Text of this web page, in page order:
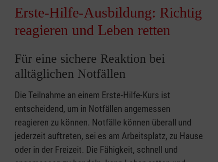
Erste-Hilfe-Ausbildung: Richtig
reagieren und Leben retten
Für eine sichere Reaktion bei
alltäglichen Notfällen
Die Teilnahme an einem Erste-Hilfe-Kurs ist
entscheidend, um in Notfällen angemessen
reagieren zu können. Notfälle können überall und
jederzeit auftreten, sei es am Arbeitsplatz, zu Hause
oder in der Freizeit. Die Fähigkeit, schnell und